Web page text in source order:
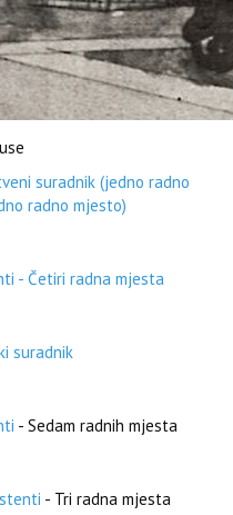
savjetnik u trajnom
instituta
suradnik (jedno radno
radno mjesto)
- Četiri radna mjesta
suradnik
- Sedam radnih mjesta
- Tri radna mjesta